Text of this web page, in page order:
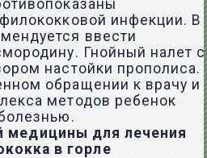
инфекции. В
ввести
Гнойный налет с
настойки прополиса.
обращении к врачу и
методов ребенок
медицины для лечения
в горле